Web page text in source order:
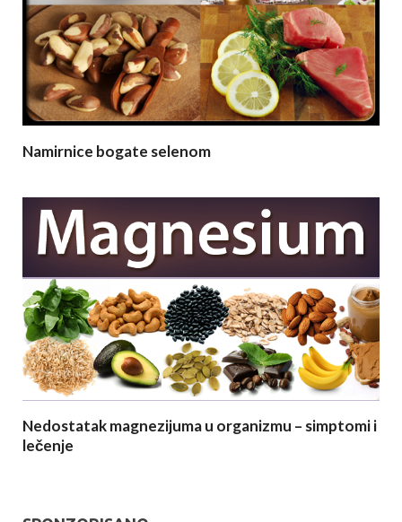
Namirnice bogate selenom
Nedostatak magnezijuma u organizmu – simptomi i
lečenje